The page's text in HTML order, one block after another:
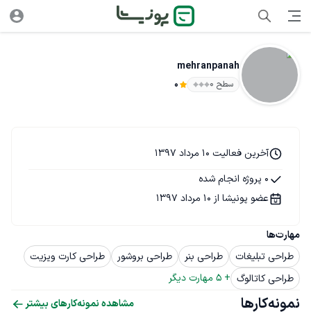
mehranpanah
سطح ۰ 0
مهارت‌ها
طراحی تبلیغات
طراحی بنر طراحی بروشور
طراحی کارت ویزیت
طراحی کاتالوگ +
5 مهارت دیگر
آخرین فعالیت 10 مرداد 1397
0 پروژه انجام شده
عضو پونیشا از 10 مرداد 1397
نمونه‌کارها مشاهده نمونه‌کارهای بیشتر